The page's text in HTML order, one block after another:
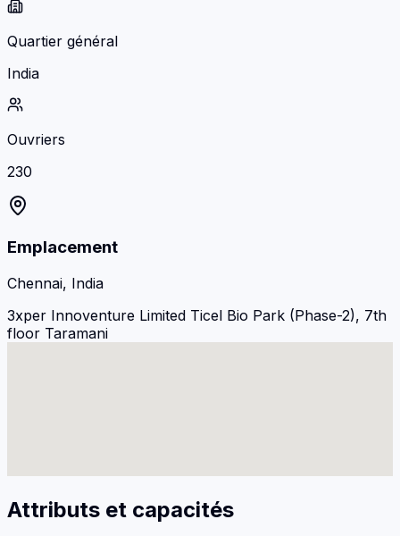
Quartier général
India
Ouvriers
230
Emplacement
Chennai, India
3xper Innoventure Limited Ticel Bio Park (Phase-2), 7th
floor Taramani
Attributs et capacités